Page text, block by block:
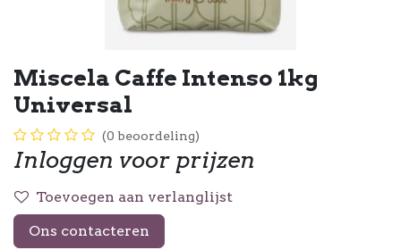
Miscela Caffe Intenso 1kg
Universal
(0 beoordeling)
Inloggen voor prijzen
Toevoegen aan verlanglijst
Ons contacteren